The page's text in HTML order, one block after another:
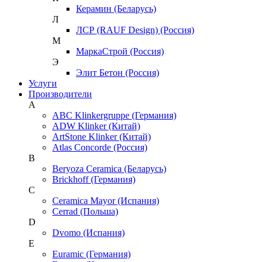
Керамин (Беларусь)
Л
ЛСР (RAUF Design) (Россия)
М
МаркаСтрой (Россия)
Э
Элит Бетон (Россия)
Услуги
Производители
A
ABC Klinkergruppe (Германия)
ADW Klinker (Китай)
ArtStone Klinker (Китай)
Atlas Concorde (Россия)
B
Beryoza Ceramica (Беларусь)
Brickhoff (Германия)
C
Ceramica Mayor (Испания)
Cerrad (Польша)
D
Dvomo (Испания)
E
Euramic (Германия)